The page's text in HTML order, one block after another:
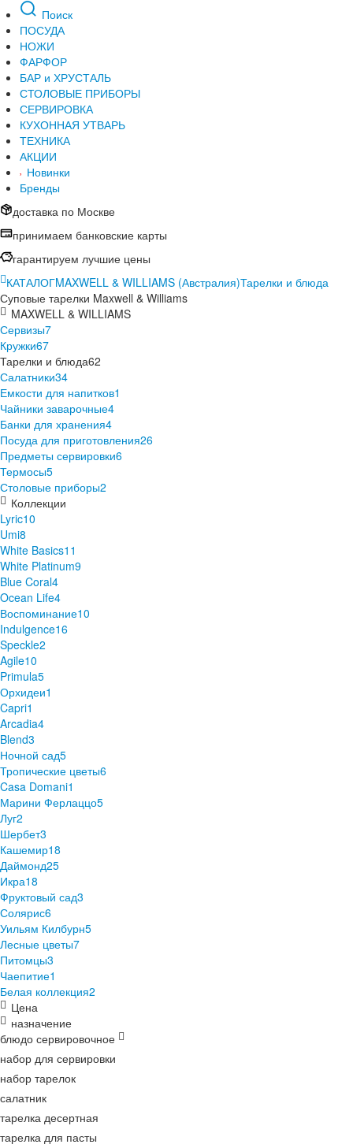
Поиск
ПОСУДА
НОЖИ
ФАРФОР
БАР и ХРУСТАЛЬ
СТОЛОВЫЕ ПРИБОРЫ
СЕРВИРОВКА
КУХОННАЯ УТВАРЬ
ТЕХНИКА
АКЦИИ
Новинки
Бренды
доставка по Москве
принимаем банковские карты
гарантируем лучшие цены
КАТАЛОГMAXWELL & WILLIAMS (Австралия)Тарелки и блюда
Суповые тарелки Maxwell & Williams
MAXWELL & WILLIAMS
Сервизы7
Кружки67
Тарелки и блюда62
Салатники34
Емкости для напитков1
Чайники заварочные4
Банки для хранения4
Посуда для приготовления26
Предметы сервировки6
Термосы5
Столовые приборы2
Коллекции
Lyric10
Umi8
White Basics11
White Platinum9
Blue Coral4
Ocean Life4
Воспоминание10
Indulgence16
Speckle2
Agile10
Primula5
Орхидеи1
Capri1
Arcadia4
Blend3
Ночной сад5
Тропические цветы6
Casa Domani1
Марини Ферлаццо5
Луг2
Шербет3
Кашемир18
Даймонд25
Икра18
Фруктовый сад3
Солярис6
Уильям Килбурн5
Лесные цветы7
Питомцы3
Чаепитие1
Белая коллекция2
Цена
назначение
блюдо сервировочное
набор для сервировки
набор тарелок
салатник
тарелка десертная
тарелка для пасты